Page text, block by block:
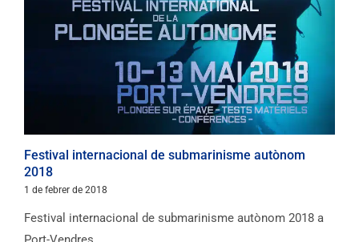
Festival internacional de submarinisme autònom
2018
1 de febrer de 2018
Festival internacional de submarinisme autònom 2018 a